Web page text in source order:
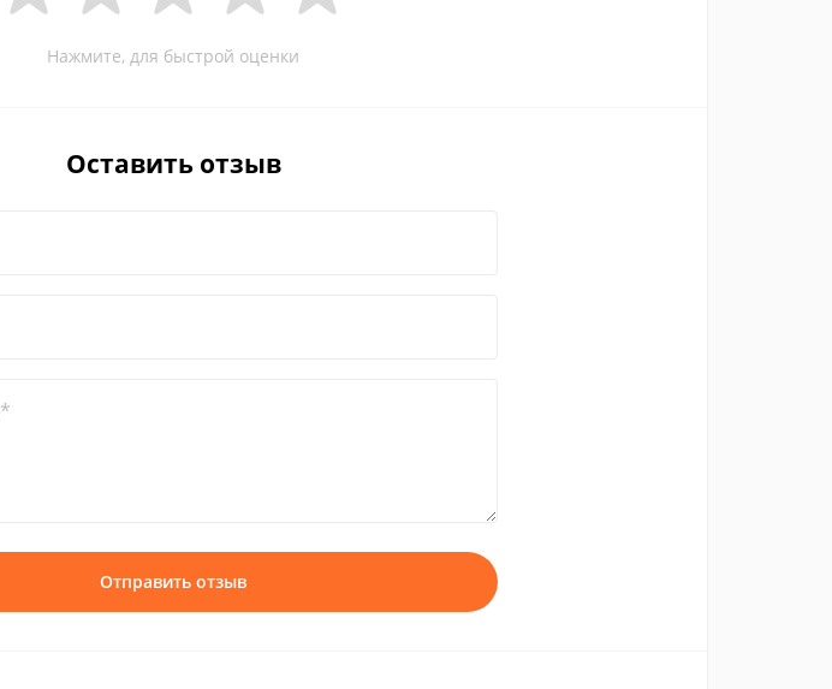
Нажмите, для быстрой оценки
Оставить отзыв
Отправить отзыв